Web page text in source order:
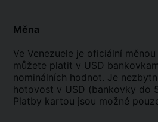
Měna
Ve Venezuele je oficiální
můžete platit v USD
nominálních hodnot. Je
hotovost v USD (bankovky do
Platby kartou jsou možné